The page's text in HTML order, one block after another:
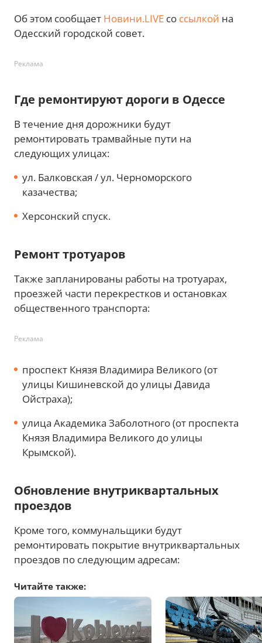
Об этом сообщает Новини.LIVE со ссылкой на
Одесский городской совет.
Реклама
Где ремонтируют дороги в Одессе
В течение дня дорожники будут
ремонтировать трамвайные пути на
следующих улицах:
ул. Балковская / ул. Черноморского
казачества;
Херсонский спуск.
Ремонт тротуаров
Также запланированы работы на тротуарах,
проезжей части перекрестков и остановках
общественного транспорта:
Реклама
проспект Князя Владимира Великого (от
улицы Кишиневской до улицы Давида
Ойстраха);
улица Академика Заболотного (от проспекта
Князя Владимира Великого до улицы
Крымской).
Обновление внутриквартальных
проездов
Кроме того, коммунальщики будут
ремонтировать покрытие внутриквартальных
проездов по следующим адресам:
Читайте также: